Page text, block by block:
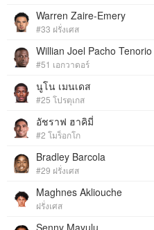
Warren Zaire-Emery
#33 ฝรั่งเศส
Willian Joel Pacho Tenorio
#51 เอกวาดอร์
นูโน เมนเดส
#25 โปรตุเกส
อัชราฟ ฮาคิมี่
#2 โมร็อกโก
Bradley Barcola
#29 ฝรั่งเศส
Maghnes Akliouche
ฝรั่งเศส
Senny Mayulu